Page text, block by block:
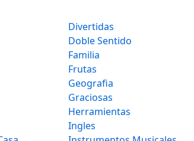
Divertidas
Doble Sentido
Familia
Frutas
Geografia
Graciosas
Herramientas
Ingles